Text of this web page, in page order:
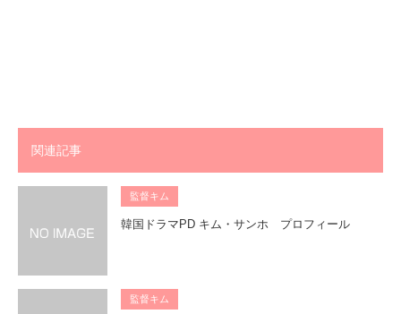
関連記事
監督キム
韓国ドラマPD キム・サンホ プロフィール
監督キム